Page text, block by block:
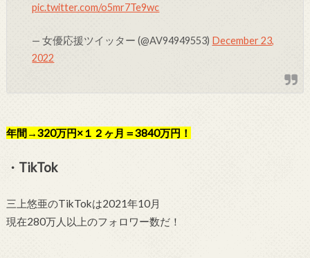
pic.twitter.com/o5mr7Te9wc
— 女優応援ツイッター (@AV94949553) December 23,
2022
年間→320万円×１２ヶ月＝3840万円！
・TikTok
三上悠亜のTikTokは2021年10月
現在280万人以上のフォロワー数だ！